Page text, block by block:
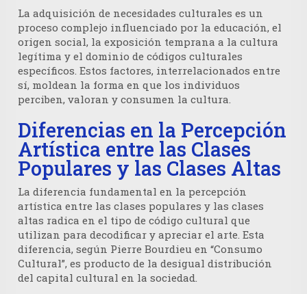
La adquisición de necesidades culturales es un
proceso complejo influenciado por la educación, el
origen social, la exposición temprana a la cultura
legítima y el dominio de códigos culturales
específicos. Estos factores, interrelacionados entre
sí, moldean la forma en que los individuos
perciben, valoran y consumen la cultura.
Diferencias en la Percepción
Artística entre las Clases
Populares y las Clases Altas
La diferencia fundamental en la percepción
artística entre las clases populares y las clases
altas radica en el tipo de código cultural que
utilizan para decodificar y apreciar el arte. Esta
diferencia, según Pierre Bourdieu en “Consumo
Cultural”, es producto de la desigual distribución
del capital cultural en la sociedad.